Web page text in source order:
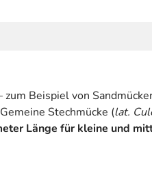
Beispiel von
Stechmücke (lat.
Länge für kleine und